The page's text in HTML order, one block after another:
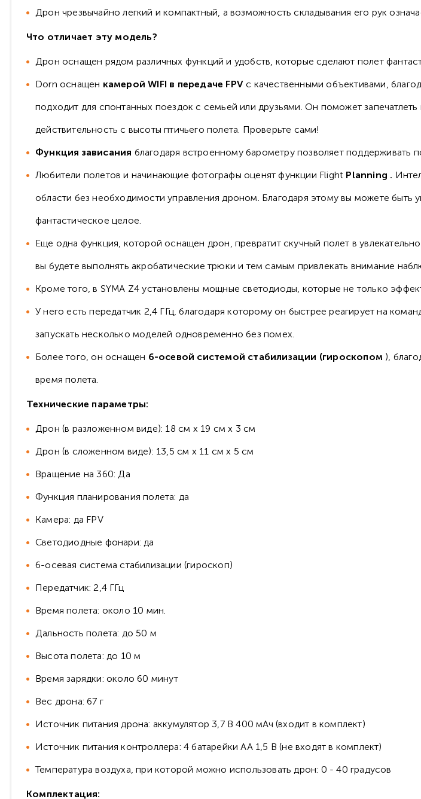
Дрон чрезвычайно легкий и компактный, а возможность складывания его рук
Что отличает эту модель?
Дрон оснащен рядом различных функций и удобств, которые сделают полет
Dorn оснащен камерой WIFI в передаче FPV с качественными объективами,
подходит для спонтанных поездок с семьей или друзьями. Он поможет
действительность с высоты птичьего полета. Проверьте сами!
Функция зависания благодаря встроенному барометру позволяет
Любители полетов и начинающие фотографы оценят функции Flight Planning .
области без необходимости управления дроном. Благодаря этому вы можете быть
фантастическое целое.
Еще одна функция, которой оснащен дрон, превратит скучный полет в
вы будете выполнять акробатические трюки и тем самым привлекать внимание
Кроме того, в SYMA Z4 установлены мощные светодиоды, которые не только
У него есть передатчик 2,4 ГГц, благодаря которому он быстрее реагирует на
запускать несколько моделей одновременно без помех.
Более того, он оснащен 6-осевой системой стабилизации (гироскопом ),
время полета.
Технические параметры:
Дрон (в разложенном виде): 18 см x 19 см x 3 см
Дрон (в сложенном виде): 13,5 см x 11 см x 5 см
Вращение на 360: Да
Функция планирования полета: да
Камера: да FPV
Светодиодные фонари: да
6-осевая система стабилизации (гироскоп)
Передатчик: 2,4 ГГц
Время полета: около 10 мин.
Дальность полета: до 50 м
Высота полета: до 10 м
Время зарядки: около 60 минут
Вес дрона: 67 г
Источник питания дрона: аккумулятор 3,7 В 400 мАч (входит в комплект)
Источник питания контроллера: 4 батарейки AA 1,5 В (не входят в комплект)
Температура воздуха, при которой можно использовать дрон: 0 - 40 градусов
Комплектация: